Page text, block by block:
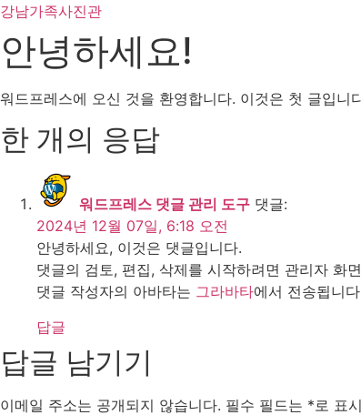
콘
츠
건
뛰
강남가족사진관
안녕하세요!
워드프레스에 오신 것을 환영합니다. 이것은 첫 글입
한 개의 응답
워드프레스 댓글 관리 도구 댓글:
2024년 12월 07일, 6:18 오전
안녕하세요, 이것은 댓글입니다.
댓글의 검토, 편집, 삭제를 시작하려면 관리자 화
댓글 작성자의 아바타는 그라바타에서 전송됩니
답글
답글 남기기
이메일 주소는 공개되지 않습니다. 필수 필드는 * 로 표